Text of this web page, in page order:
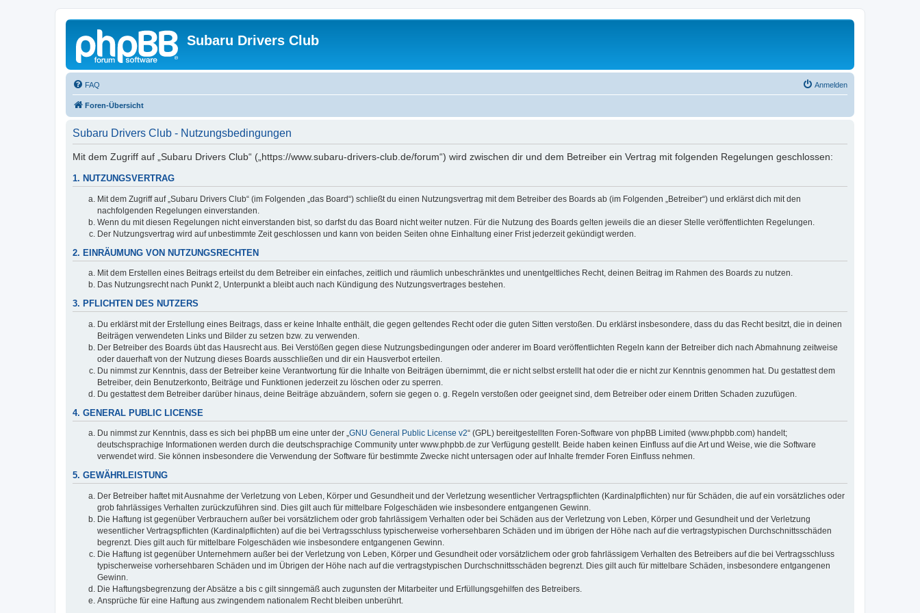
Subaru Drivers Club
FAQ Anmelden
Foren-Übersicht
Subaru Drivers Club - Nutzungsbedingungen
Mit dem Zugriff auf „Subaru Drivers Club“ („https://www.subaru-drivers-club.de/forum“) wird zwischen dir und dem Betreiber ein Vertrag mit folgenden Regelungen geschlossen:
1. NUTZUNGSVERTRAG
Mit dem Zugriff auf „Subaru Drivers Club“ (im Folgenden „das Board“) schließt du einen Nutzungsvertrag mit dem Betreiber des Boards ab (im Folgenden „Betreiber“) und erklärst dich mit den
nachfolgenden Regelungen einverstanden.
Wenn du mit diesen Regelungen nicht einverstanden bist, so darfst du das Board nicht weiter nutzen. Für die Nutzung des Boards gelten jeweils die an dieser Stelle veröffentlichten Regelungen.
Der Nutzungsvertrag wird auf unbestimmte Zeit geschlossen und kann von beiden Seiten ohne Einhaltung einer Frist jederzeit gekündigt werden.
2. EINRÄUMUNG VON NUTZUNGSRECHTEN
Mit dem Erstellen eines Beitrags erteilst du dem Betreiber ein einfaches, zeitlich und räumlich unbeschränktes und unentgeltliches Recht, deinen Beitrag im Rahmen des Boards zu nutzen.
Das Nutzungsrecht nach Punkt 2, Unterpunkt a bleibt auch nach Kündigung des Nutzungsvertrages bestehen.
3. PFLICHTEN DES NUTZERS
Du erklärst mit der Erstellung eines Beitrags, dass er keine Inhalte enthält, die gegen geltendes Recht oder die guten Sitten verstoßen. Du erklärst insbesondere, dass du das Recht besitzt, die in deinen
Beiträgen verwendeten Links und Bilder zu setzen bzw. zu verwenden.
Der Betreiber des Boards übt das Hausrecht aus. Bei Verstößen gegen diese Nutzungsbedingungen oder anderer im Board veröffentlichten Regeln kann der Betreiber dich nach Abmahnung zeitweise
oder dauerhaft von der Nutzung dieses Boards ausschließen und dir ein Hausverbot erteilen.
Du nimmst zur Kenntnis, dass der Betreiber keine Verantwortung für die Inhalte von Beiträgen übernimmt, die er nicht selbst erstellt hat oder die er nicht zur Kenntnis genommen hat. Du gestattest dem
Betreiber, dein Benutzerkonto, Beiträge und Funktionen jederzeit zu löschen oder zu sperren.
Du gestattest dem Betreiber darüber hinaus, deine Beiträge abzuändern, sofern sie gegen o. g. Regeln verstoßen oder geeignet sind, dem Betreiber oder einem Dritten Schaden zuzufügen.
4. GENERAL PUBLIC LICENSE
Du nimmst zur Kenntnis, dass es sich bei phpBB um eine unter der „GNU General Public License v2“ (GPL) bereitgestellten Foren-Software von phpBB Limited (www.phpbb.com) handelt;
deutschsprachige Informationen werden durch die deutschsprachige Community unter www.phpbb.de zur Verfügung gestellt. Beide haben keinen Einfluss auf die Art und Weise, wie die Software
verwendet wird. Sie können insbesondere die Verwendung der Software für bestimmte Zwecke nicht untersagen oder auf Inhalte fremder Foren Einfluss nehmen.
5. GEWÄHRLEISTUNG
Der Betreiber haftet mit Ausnahme der Verletzung von Leben, Körper und Gesundheit und der Verletzung wesentlicher Vertragspflichten (Kardinalpflichten) nur für Schäden, die auf ein vorsätzliches oder
grob fahrlässiges Verhalten zurückzuführen sind. Dies gilt auch für mittelbare Folgeschäden wie insbesondere entgangenen Gewinn.
Die Haftung ist gegenüber Verbrauchern außer bei vorsätzlichem oder grob fahrlässigem Verhalten oder bei Schäden aus der Verletzung von Leben, Körper und Gesundheit und der Verletzung
wesentlicher Vertragspflichten (Kardinalpflichten) auf die bei Vertragsschluss typischerweise vorhersehbaren Schäden und im übrigen der Höhe nach auf die vertragstypischen Durchschnittsschäden
begrenzt. Dies gilt auch für mittelbare Folgeschäden wie insbesondere entgangenen Gewinn.
Die Haftung ist gegenüber Unternehmern außer bei der Verletzung von Leben, Körper und Gesundheit oder vorsätzlichem oder grob fahrlässigem Verhalten des Betreibers auf die bei Vertragsschluss
typischerweise vorhersehbaren Schäden und im Übrigen der Höhe nach auf die vertragstypischen Durchschnittsschäden begrenzt. Dies gilt auch für mittelbare Schäden, insbesondere entgangenen
Gewinn.
Die Haftungsbegrenzung der Absätze a bis c gilt sinngemäß auch zugunsten der Mitarbeiter und Erfüllungsgehilfen des Betreibers.
Ansprüche für eine Haftung aus zwingendem nationalem Recht bleiben unberührt.